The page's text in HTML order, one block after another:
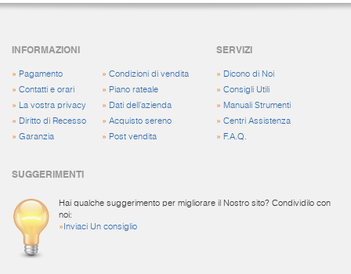
INFORMAZIONI
» Pagamento
» Contatti e orari
» La vostra privacy
» Diritto di Recesso
» Garanzia
» Condizioni di vendita
» Piano rateale
» Dati dell'azienda
» Acquisto sereno
» Post vendita
SERVIZI
» Dicono di Noi
»Consigli Utili
» Manuali Strumenti
»Centri Assistenza
» F.A.Q.
SUGGERIMENTI
Hai qualche suggerimento per migliorare il Nostro sito? Condividilo con
noi:
» Inviaci Un consiglio